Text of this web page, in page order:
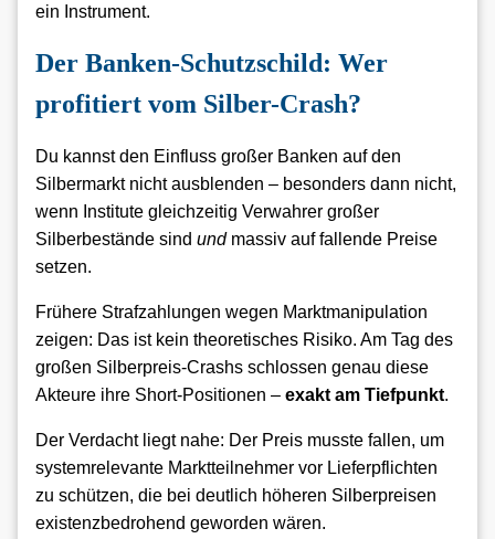
ein Instrument.
Der Banken-Schutzschild: Wer
profitiert vom Silber-Crash?
Du kannst den Einfluss großer Banken auf den
Silbermarkt nicht ausblenden – besonders dann nicht,
wenn Institute gleichzeitig Verwahrer großer
Silberbestände sind undmassiv auf fallende Preise
setzen.
Frühere Strafzahlungen wegen Marktmanipulation
zeigen: Das ist kein theoretisches Risiko. Am Tag des
großen Silberpreis-Crashs schlossen genau diese
Akteure ihre Short-Positionen – exakt am Tiefpunkt.
Der Verdacht liegt nahe: Der Preis musste fallen, um
systemrelevante Marktteilnehmer vor Lieferpflichten
zu schützen, die bei deutlich höheren Silberpreisen
existenzbedrohend geworden wären.